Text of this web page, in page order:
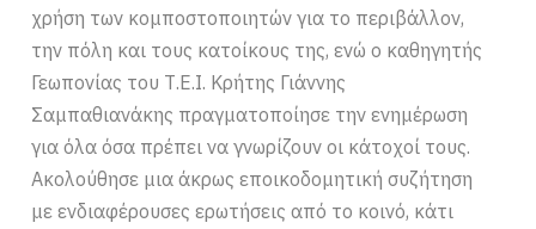
χρήση των κομποστοποιητών για το περιβάλλον,
την πόλη και τους κατοίκους της, ενώ ο καθηγητής
Γεωπονίας του Τ.Ε.Ι. Κρήτης Γιάννης
Σαμπαθιανάκης πραγματοποίησε την ενημέρωση
για όλα όσα πρέπει να γνωρίζουν οι κάτοχοί τους.
Ακολούθησε μια άκρως εποικοδομητική συζήτηση
με ενδιαφέρουσες ερωτήσεις από το κοινό, κάτι